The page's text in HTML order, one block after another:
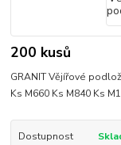
200 kusů
GRANIT Vějířové
Ks M660 Ks M840 Ks
Dostupnost